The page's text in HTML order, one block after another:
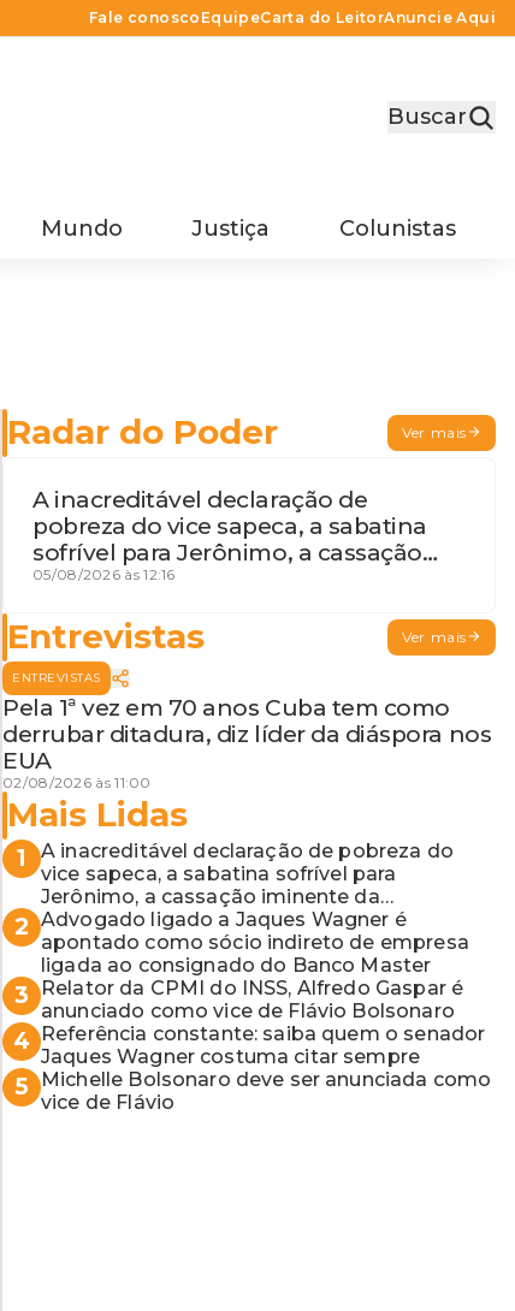
Fale conosco EquipeCarta do LeitorAnuncie Aqui
Buscar
Mundo Justiça Colunistas
Radar do Poder Ver mais
A inacreditável declaração de
pobreza do vice sapeca, a sabatina
sofrível para Jerônimo, a cassação
iminente da desembargadora e a
05/08/2026 às 12:16
Entrevistas Ver mais
ENTREVISTAS
Pela 1ª vez em 70 anos Cuba tem como
derrubar ditadura, diz líder da diáspora nos
EUA
02/08/2026 às 11:00
Mais Lidas
1
A inacreditável declaração de pobreza do
vice sapeca, a sabatina sofrível para
Jerônimo, a cassação iminente da
desembargadora e a vaga do Quinto para o
MP baiano
2 Advogado ligado a Jaques Wagner é
apontado como sócio indireto de empresa
ligada ao consignado do Banco Master
3
Relator da CPMI do INSS, Alfredo Gaspar é
anunciado como vice de Flávio Bolsonaro
4
Referência constante: saiba quem o senador
Jaques Wagner costuma citar sempre
5
Michelle Bolsonaro deve ser anunciada como
vice de Flávio